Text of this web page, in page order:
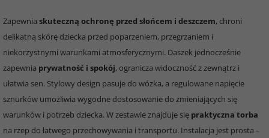
Zapewnia skuteczną ochronę przed słońcem i deszczem, chroni
delikatną skórę dziecka przed poparzeniem, przegrzaniem i
niekorzystnymi warunkami atmosferycznymi. Daszek jednocześnie
zapewnia prywatność i spokój, ogranicza widoczność z zewnątrz i
ułatwia sen. Stylowy design pasuje do wózka, a regulowane napięcie
sznurków umożliwia wygodne dostosowanie do zmieniających się
warunków i potrzeb dziecka. W zestawie znajduje się praktyczna torba
na rzep do łatwego przechowywania i transportu. Instalacja jest prosta –